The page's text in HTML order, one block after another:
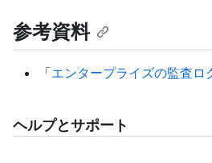
参考資料
「エンタープライズの監査ロ
ヘルプとサポート